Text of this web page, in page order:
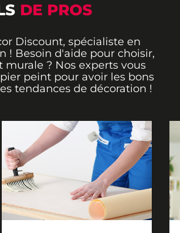
DE PROS
Discount, spécialiste en
! Besoin d'aide pour choisir,
? Nos experts vous
peint pour avoir les bons
tendances de décoration !